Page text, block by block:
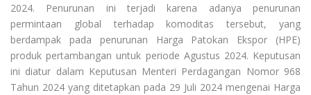
2024. Penurunan ini terjadi karena adanya penurunan
permintaan global terhadap komoditas tersebut, yang
berdampak pada penurunan Harga Patokan Ekspor (HPE)
produk pertambangan untuk periode Agustus 2024. Keputusan
ini diatur dalam Keputusan Menteri Perdagangan Nomor 968
Tahun 2024 yang ditetapkan pada 29 Juli 2024 mengenai Harga